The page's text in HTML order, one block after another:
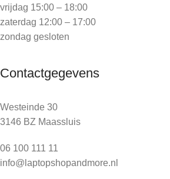
vrijdag 15:00 – 18:00
zaterdag 12:00 – 17:00
zondag gesloten
Contactgegevens
Westeinde 30
3146 BZ Maassluis
06 100 111 11
info@laptopshopandmore.nl